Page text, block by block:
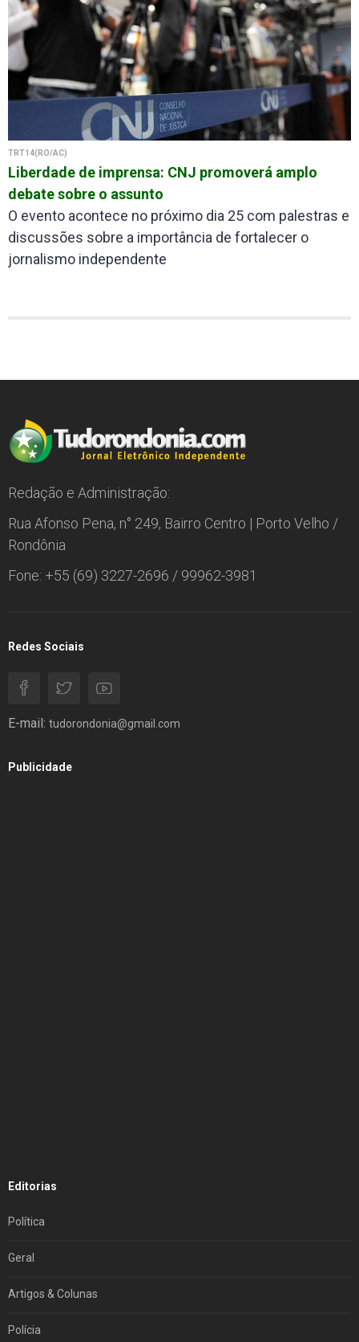
TRT14(RO/AC)
Liberdade de imprensa: CNJ promoverá amplo
debate sobre o assunto
O evento acontece no próximo dia 25 com palestras e
discussões sobre a importância de fortalecer o
jornalismo independente
Redação e Administração:
Rua Afonso Pena, n° 249, Bairro Centro | Porto Velho /
Rondônia
Fone: +55 (69) 3227-2696 / 99962-3981
Redes Sociais
E-mail: tudorondonia@gmail.com
Publicidade
Editorias
Política
Geral
Artigos & Colunas
Polícia